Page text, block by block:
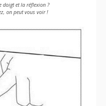
doigt et la réflexion ?
on peut vous voir !